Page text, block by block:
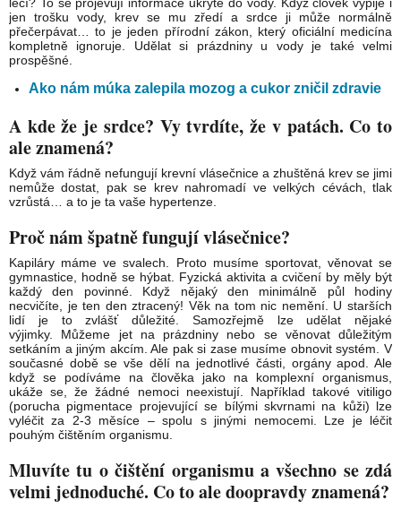
jen trošku vody, krev se mu zředí a srdce ji může normálně
přečerpávat… to je jeden přírodní zákon, který oficiální medicína
kompletně ignoruje. Udělat si prázdniny u vody je také velmi
prospěšné.
Ako nám múka zalepila mozog a cukor zničil zdravie
A kde že je srdce? Vy tvrdíte, že v patách. Co to
ale znamená?
Když vám řádně nefungují krevní vlásečnice a zhuštěná krev se jimi
nemůže dostat, pak se krev nahromadí ve velkých cévách, tlak
vzrůstá… a to je ta vaše hypertenze.
Proč nám špatně fungují vlásečnice?
Kapiláry máme ve svalech. Proto musíme sportovat, věnovat se
gymnastice, hodně se hýbat. Fyzická aktivita a cvičení by měly být
každý den povinné. Když nějaký den minimálně půl hodiny
necvičíte, je ten den ztracený! Věk na tom nic nemění. U starších
lidí je to zvlášť důležité. Samozřejmě lze udělat nějaké
výjimky. Můžeme jet na prázdniny nebo se věnovat důležitým
setkáním a jiným akcím. Ale pak si zase musíme obnovit systém. V
současné době se vše dělí na jednotlivé části, orgány apod. Ale
když se podíváme na člověka jako na komplexní organismus,
ukáže se, že žádné nemoci neexistují. Například takové vitiligo
(porucha pigmentace projevující se bílými skvrnami na kůži) lze
vyléčit za 2-3 měsíce – spolu s jinými nemocemi. Lze je léčit
pouhým čištěním organismu.
Mluvíte tu o čištění organismu a všechno se zdá
velmi jednoduché. Co to ale doopravdy znamená?